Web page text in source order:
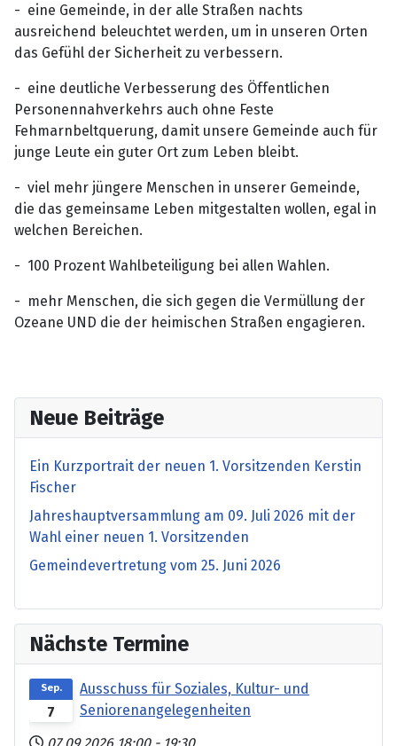
Neue Beiträge
Ein Kurzportrait der neuen 1. Vorsitzenden Kerstin
Fischer
Jahreshauptversammlung am 09. Juli 2026 mit der
Wahl einer neuen 1. Vorsitzenden
Gemeindevertretung vom 25. Juni 2026
Nächste Termine
7
Sep.
Ausschuss für Soziales, Kultur- und
Seniorenangelegenheiten
- eine Gemeinde, in der alle Straßen nachts
ausreichend beleuchtet werden, um in unseren Orten
das Gefühl der Sicherheit zu verbessern.
- eine deutliche Verbesserung des Öffentlichen
Personennahverkehrs auch ohne Feste
Fehmarnbeltquerung, damit unsere Gemeinde auch für
junge Leute ein guter Ort zum Leben bleibt.
- viel mehr jüngere Menschen in unserer Gemeinde,
die das gemeinsame Leben mitgestalten wollen, egal in
welchen Bereichen.
- 100 Prozent Wahlbeteiligung bei allen Wahlen.
- mehr Menschen, die sich gegen die Vermüllung der
Ozeane UND die der heimischen Straßen engagieren.